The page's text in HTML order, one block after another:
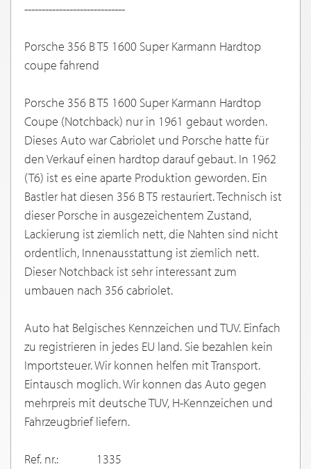
-----------------------------
Porsche 356 B T5 1600 Super Karmann Hardtop
coupe fahrend
Porsche 356 B T5 1600 Super Karmann Hardtop
Coupe (Notchback) nur in 1961 gebaut worden.
Dieses Auto war Cabriolet und Porsche hatte für
den Verkauf einen hardtop darauf gebaut. In 1962
(T6) ist es eine aparte Produktion geworden. Ein
Bastler hat diesen 356 B T5 restauriert. Technisch ist
dieser Porsche in ausgezeichentem Zustand,
Lackierung ist ziemlich nett, die Nahten sind nicht
ordentlich, Innenausstattung ist ziemlich nett.
Dieser Notchback ist sehr interessant zum
umbauen nach 356 cabriolet.
Auto hat Belgisches Kennzeichen und TUV. Einfach
zu registrieren in jedes EU land. Sie bezahlen kein
Importsteuer. Wir konnen helfen mit Transport.
Eintausch moglich. Wir konnen das Auto gegen
mehrpreis mit deutsche TUV, H-Kennzeichen und
Fahrzeugbrief liefern.
Ref. nr.:
1335